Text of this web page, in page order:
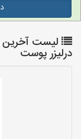
لیست آخرین
درلیزر پوست